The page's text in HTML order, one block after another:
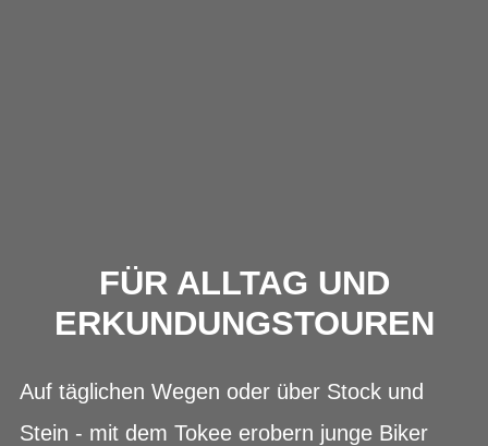
FÜR ALLTAG UND
ERKUNDUNGSTOUREN
Auf täglichen Wegen oder über Stock und
Stein - mit dem Tokee erobern junge Biker